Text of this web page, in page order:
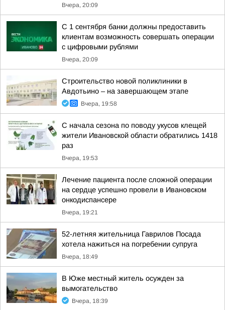
Вчера, 20:09
С 1 сентября банки должны предоставить
клиентам возможность совершать операции
с цифровыми рублями
Вчера, 20:09
Строительство новой поликлиники в
Авдотьино – на завершающем этапе
Вчера, 19:58
С начала сезона по поводу укусов клещей
жители Ивановской области обратились 1418
раз
Вчера, 19:53
Лечение пациента после сложной операции
на сердце успешно провели в Ивановском
онкодиспансере
Вчера, 19:21
52-летняя жительница Гаврилов Посада
хотела нажиться на погребении супруга
Вчера, 18:49
В Юже местный житель осужден за
вымогательство
Вчера, 18:39